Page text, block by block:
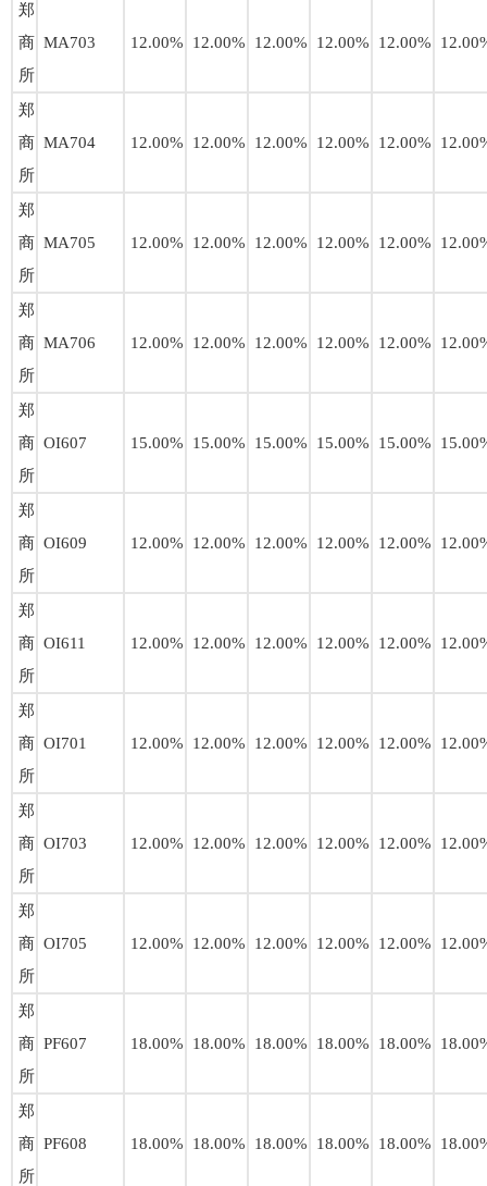
郑
商
所
MA703 12.00% 12.00% 12.00% 12.00% 12.00%
郑
商
所
MA704 12.00% 12.00% 12.00% 12.00% 12.00%
郑
商
所
MA705 12.00% 12.00% 12.00% 12.00% 12.00%
郑
商
所
MA706 12.00% 12.00% 12.00% 12.00% 12.00%
郑
商
所
OI607 15.00% 15.00% 15.00% 15.00% 15.00%
郑
商
所
OI609 12.00% 12.00% 12.00% 12.00% 12.00%
郑
商
所
OI611 12.00% 12.00% 12.00% 12.00% 12.00%
郑
商
所
OI701 12.00% 12.00% 12.00% 12.00% 12.00%
郑
商
所
OI703 12.00% 12.00% 12.00% 12.00% 12.00%
郑
商
所
OI705 12.00% 12.00% 12.00% 12.00% 12.00%
郑
商
所
PF607 18.00% 18.00% 18.00% 18.00% 18.00%
郑
商
所
PF608 18.00% 18.00% 18.00% 18.00% 18.00%